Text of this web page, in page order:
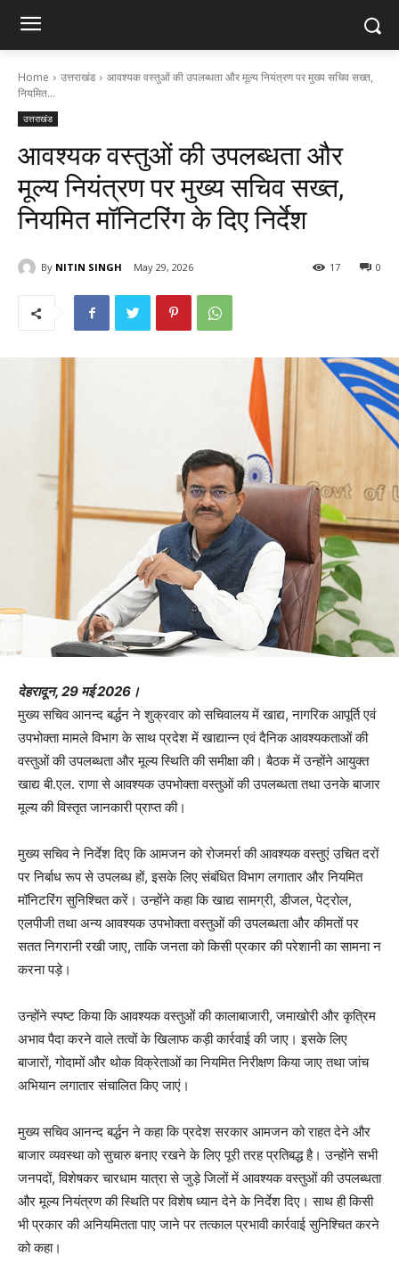
Home उत्तराखंड
आवश्यक वस्तुओं की उपलब्धता और मूल्य नियंत्रण पर मुख्य सचिव सख्त,
नियमित...
उत्तराखंड
आवश्यक वस्तुओं की उपलब्धता और
मूल्य नियंत्रण पर मुख्य सचिव सख्त,
नियमित मॉनिटरिंग के दिए निर्देश
By NITIN SINGH May 29, 2026 0
17
देहरादून, 29 मई 2026।
मुख्य सचिव आनन्द बर्द्धन ने शुक्रवार को सचिवालय में खाद्य, नागरिक आपूर्ति एवं
उपभोक्ता मामले विभाग के साथ प्रदेश में खाद्यान्न एवं दैनिक आवश्यकताओं की
वस्तुओं की उपलब्धता और मूल्य स्थिति की समीक्षा की। बैठक में उन्होंने आयुक्त
खाद्य बी.एल. राणा से आवश्यक उपभोक्ता वस्तुओं की उपलब्धता तथा उनके बाजार
मूल्य की विस्तृत जानकारी प्राप्त की।
मुख्य सचिव ने निर्देश दिए कि आमजन को रोजमर्रा की आवश्यक वस्तुएं उचित दरों
पर निर्बाध रूप से उपलब्ध हों, इसके लिए संबंधित विभाग लगातार और नियमित
मॉनिटरिंग सुनिश्चित करें। उन्होंने कहा कि खाद्य सामग्री, डीजल, पेट्रोल,
एलपीजी तथा अन्य आवश्यक उपभोक्ता वस्तुओं की उपलब्धता और कीमतों पर
सतत निगरानी रखी जाए, ताकि जनता को किसी प्रकार की परेशानी का सामना न
करना पड़े।
उन्होंने स्पष्ट किया कि आवश्यक वस्तुओं की कालाबाजारी, जमाखोरी और कृत्रिम
अभाव पैदा करने वाले तत्वों के खिलाफ कड़ी कार्रवाई की जाए। इसके लिए
बाजारों, गोदामों और थोक विक्रेताओं का नियमित निरीक्षण किया जाए तथा जांच
अभियान लगातार संचालित किए जाएं।
मुख्य सचिव आनन्द बर्द्धन ने कहा कि प्रदेश सरकार आमजन को राहत देने और
बाजार व्यवस्था को सुचारु बनाए रखने के लिए पूरी तरह प्रतिबद्ध है। उन्होंने सभी
जनपदों, विशेषकर चारधाम यात्रा से जुड़े जिलों में आवश्यक वस्तुओं की उपलब्धता
और मूल्य नियंत्रण की स्थिति पर विशेष ध्यान देने के निर्देश दिए। साथ ही किसी
भी प्रकार की अनियमितता पाए जाने पर तत्काल प्रभावी कार्रवाई सुनिश्चित करने
को कहा।